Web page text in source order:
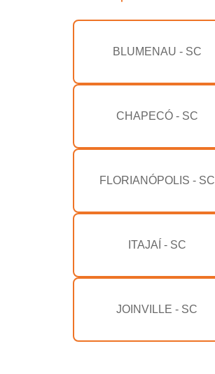
BLUMENAU - SC
CHAPECÓ - SC
FLORIANÓPOLIS - SC
ITAJAÍ - SC
JOINVILLE - SC